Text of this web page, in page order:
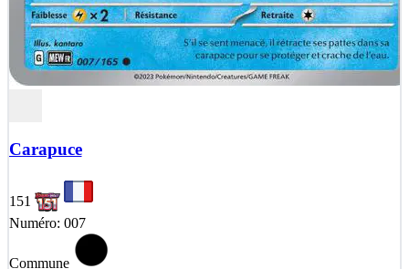
Carapuce
151
Numéro: 007
Commune